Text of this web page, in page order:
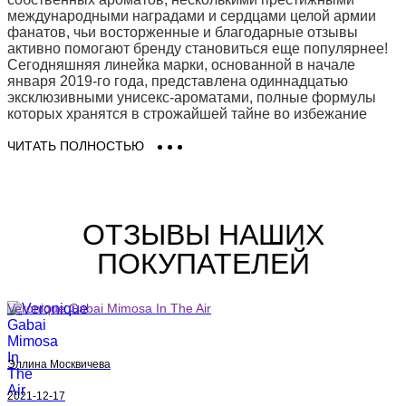
международными наградами и сердцами целой армии
фанатов, чьи восторженные и благодарные отзывы
активно помогают бренду становиться еще популярнее!
Сегодняшняя линейка марки, основанной в начале
января 2019-го года, представлена одиннадцатью
эксклюзивными унисекс-ароматами, полные формулы
которых хранятся в строжайшей тайне во избежание
настоящее время. Именно поэтому все, кто решил купить
Непостижимо красивые и потрясающе гармоничные,
брендовые парфюмерные композиции - Cap d'Antibes,
Jasmin De Minuit, Lumiеre d’Iris, Mimosa In The Air, Sexy
Garrigue, Souvenirs De Tunisie, Vert Dеsir, Sur La Plage и
романтическое путешествие на Лазурное побережье
Франции (Cote d’Azur), знаменитое на весь мир своей
неповторимой, живописной природой, золотыми
пляжами, идеальными климатическими условиями,
фешенебельными виллами и отелями, сверкающими
огнями многочисленными казино и излюбленными
ЧИТАТЬ ПОЛНОСТЬЮ
ОТЗЫВЫ НАШИХ
ПОКУПАТЕЛЕЙ
Veronique Gabai Mimosa In The Air
Эллина Москвичева
2021-12-17